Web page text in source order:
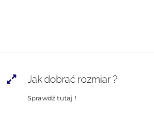
Jak dobrać rozmiar ?
Sprawdź tutaj !